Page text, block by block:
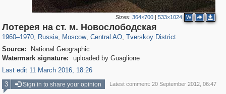
Sizes:364×700 |533×1024 W
Лотерея на ст. м. Новослободская
1960–1970, Russia
1,406,255 29,243
, Moscow
319,780 8,286
, Central AO
159,978 5,916
, Tverskoy District
53,034 2,283
Source:
National Geographic
Watermark signature:
uploaded by Guaglione
Last edit 11 March 2016, 18:26
3
Sign in to share your opinion Latest comment: 20 September 2012, 06:47